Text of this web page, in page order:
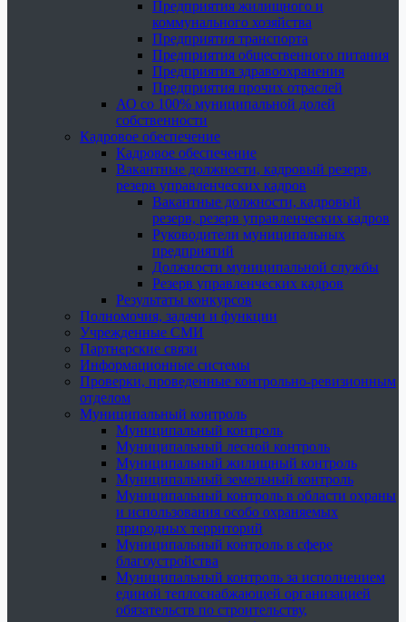
Предприятия жилищного и
коммунального хозяйства
Предприятия транспорта
Предприятия общественного питания
Предприятия здравоохранения
Предприятия прочих отраслей
АО со 100% муниципальной долей
собственности
Кадровое обеспечение
Кадровое обеспечение
Вакантные должности, кадровый резерв,
резерв управленческих кадров
Вакантные должности, кадровый
резерв, резерв управленческих кадров
Руководители муниципальных
предприятий
Должности муниципальной службы
Резерв управленческих кадров
Результаты конкурсов
Полномочия, задачи и функции
Учрежденные СМИ
Партнерские связи
Информационные системы
Проверки, проведенные контрольно-ревизионным
отделом
Муниципальный контроль
Муниципальный контроль
Муниципальный лесной контроль
Муниципальный жилищный контроль
Муниципальный земельный контроль
Муниципальный контроль в области охраны
и использования особо охраняемых
природных территорий
Муниципальный контроль в сфере
благоустройства
Муниципальный контроль за исполнением
единой теплоснабжающей организацией
обязательств по строительству,